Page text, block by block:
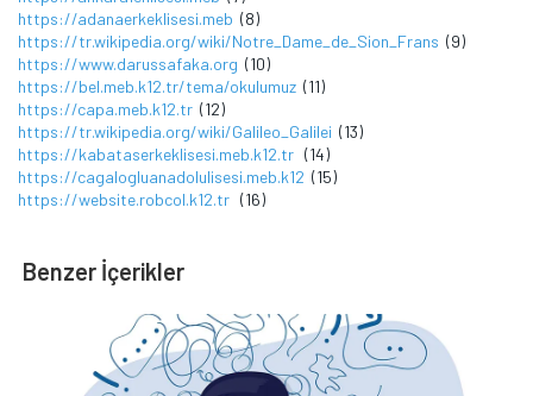
https://adanaerkeklisesi.meb (8)
https://tr.wikipedia.org/wiki/Notre_Dame_de_Sion_Frans (9)
https://www.darussafaka.org (10)
https://bel.meb.k12.tr/tema/okulumuz (11)
https://capa.meb.k12.tr (12)
https://tr.wikipedia.org/wiki/Galileo_Galilei (13)
https://kabataserkeklisesi.meb.k12.tr (14)
https://cagalogluanadolulisesi.meb.k12 (15)
https://website.robcol.k12.tr (16)
Benzer İçerikler